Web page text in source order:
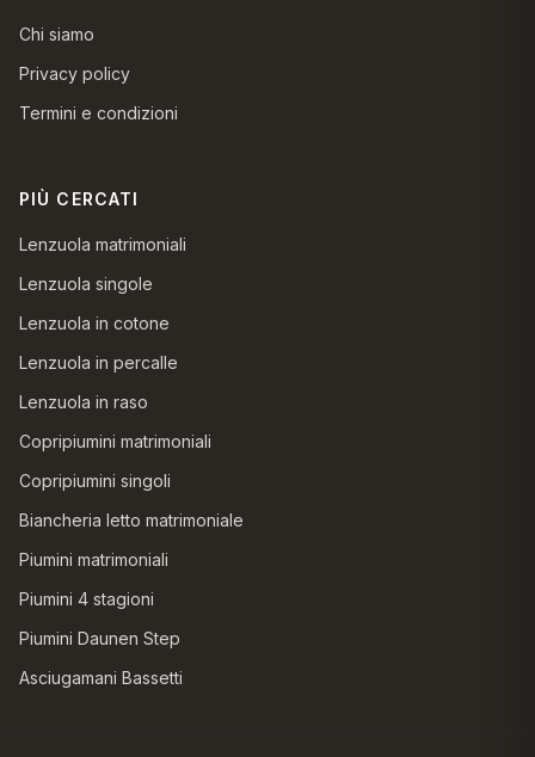
Chi siamo
Privacy policy
Termini e condizioni
PIÙ CERCATI
Lenzuola matrimoniali
Lenzuola singole
Lenzuola in cotone
Lenzuola in percalle
Lenzuola in raso
Copripiumini matrimoniali
Copripiumini singoli
Biancheria letto matrimoniale
Piumini matrimoniali
Piumini 4 stagioni
Piumini Daunen Step
Asciugamani Bassetti